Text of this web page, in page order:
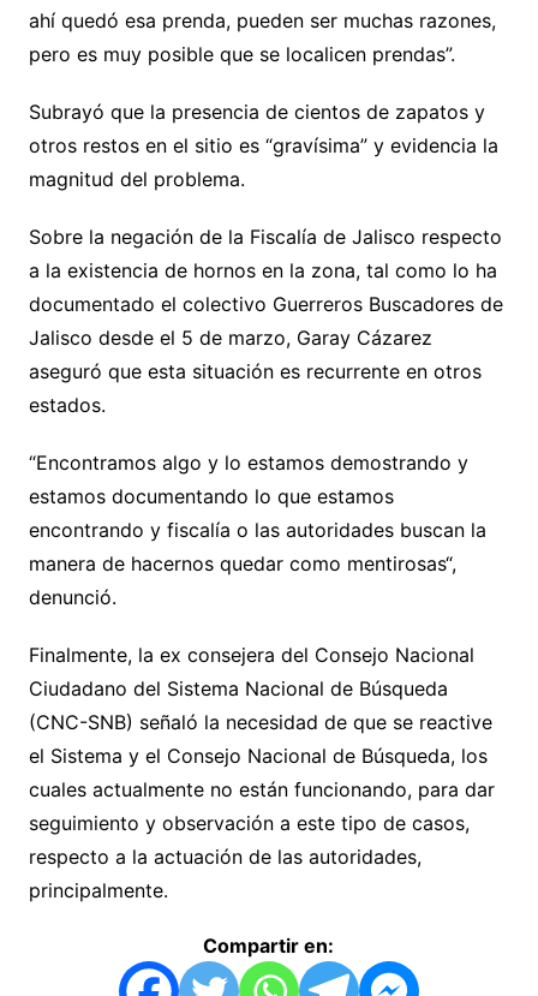
ahí quedó esa prenda, pueden ser muchas razones,
pero es muy posible que se localicen prendas”.
Subrayó que la presencia de cientos de zapatos y
otros restos en el sitio es “gravísima” y evidencia la
magnitud del problema.
Sobre la negación de la Fiscalía de Jalisco respecto
a la existencia de hornos en la zona, tal como lo ha
documentado el colectivo Guerreros Buscadores de
Jalisco desde el 5 de marzo, Garay Cázarez
aseguró que esta situación es recurrente en otros
estados.
“Encontramos algo y lo estamos demostrando y
estamos documentando lo que estamos
encontrando y fiscalía o las autoridades buscan la
manera de hacernos quedar como mentirosas“,
denunció.
Finalmente, la ex consejera del Consejo Nacional
Ciudadano del Sistema Nacional de Búsqueda
(CNC-SNB) señaló la necesidad de que se reactive
el Sistema y el Consejo Nacional de Búsqueda, los
cuales actualmente no están funcionando, para dar
seguimiento y observación a este tipo de casos,
respecto a la actuación de las autoridades,
principalmente.
Compartir en: